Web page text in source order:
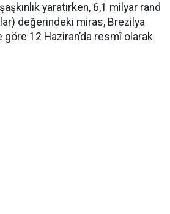
yaratırken, 6,1 milyar rand
değerindeki miras, Brezilya
göre 12 Haziran’da resmî olarak